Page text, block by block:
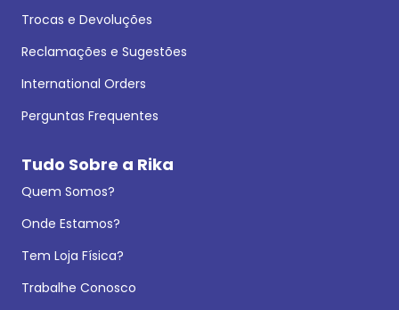
Trocas e Devoluções
Reclamações e Sugestões
International Orders
Perguntas Frequentes
Tudo Sobre a Rika
Quem Somos?
Onde Estamos?
Tem Loja Física?
Trabalhe Conosco